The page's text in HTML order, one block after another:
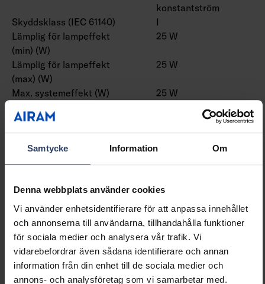
Samtycke Information Om
Denna webbplats använder cookies
Vi använder enhetsidentifierare för att anpassa innehållet
och annonserna till användarna, tillhandahålla funktioner
för sociala medier och analysera vår trafik. Vi
vidarebefordrar även sådana identifierare och annan
information från din enhet till de sociala medier och
annons- och analysföretag som vi samarbetar med.
konstantström
Skyddsklass (IEC 61140)
I
Lämplig för lampeffekt
(min) (W)
25 W
Lämplig för lampeffekt
(max) (W)
25 W
Max. systemeffekt (W)
25 W
Effektfaktor
Distorsion (THD)
10 THD
Dimningsbar
Nej
Dimning 0-10 V
Nej
Dimning 1-10 V
Nej
Dimning DALI
Nej
Dimning DALI-2
Nej
Dimning DMX
Nej